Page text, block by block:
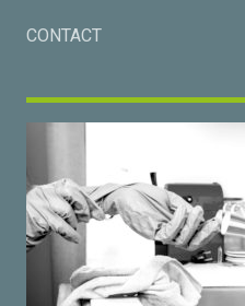
CONTACT